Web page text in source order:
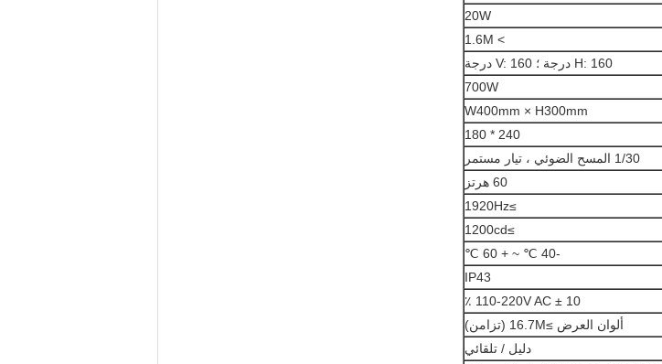
20W
> 1.6M
H: 160 درجة ؛ V: 160 درجة
700W
W400mm × H300mm
240 * 180
1/30 المسح الضوئي ، تيار مستمر
60 هرتز
≥1920Hz
≥1200cd
-40 ℃ ~ + 60 ℃
IP43
110-220V AC ± 10 ٪
ألوان العرض ≥16.7M (تزامن)
دليل / تلقائي